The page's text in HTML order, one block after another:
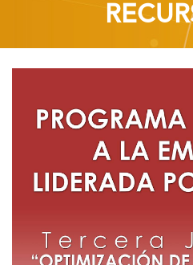
Soc.Científicas
Contacto